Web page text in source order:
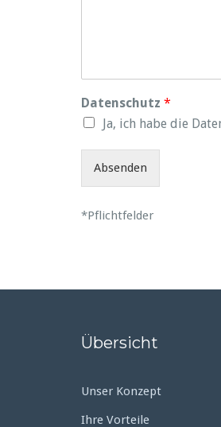
Datenschutz *
Ja, ich habe die
Absenden
*Pflichtfelder
Übersicht
Unser Konzept
Ihre Vorteile